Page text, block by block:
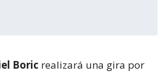
Boric realizará una gira por